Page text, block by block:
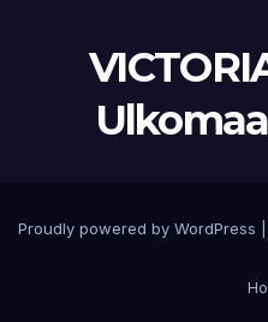
Proudly powered by WordPress